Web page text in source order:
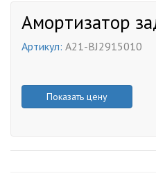
Амортизатор
Артикул: A21-BJ2915010
Показать цену